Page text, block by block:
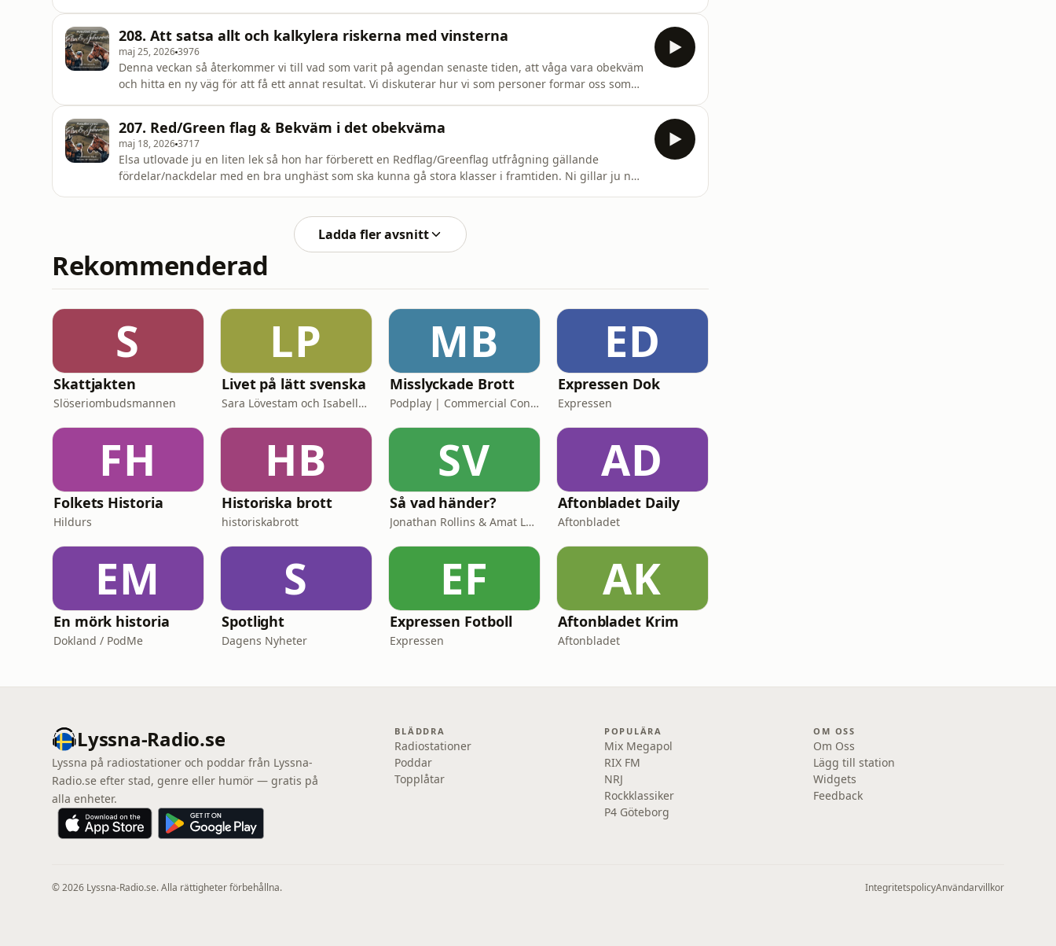
kunna tävla och satsa
208. Att satsa allt och kalkylera riskerna med vinsterna
maj 25, 20263976
Denna veckan så återkommer vi till vad som varit på agendan senaste tiden, att våga vara obekväm
och hitta en ny väg för att få ett annat resultat. Vi diskuterar hur vi som personer formar oss som
diskute
207. Red/Green flag & Bekväm i det obekväma
maj 18, 20263717
Elsa utlovade ju en liten lek så hon har förberett en Redflag/Greenflag utfrågning gällande
fördelar/nackdelar med en bra unghäst som ska kunna gå stora klasser i framtiden. Ni gillar ju när
Ladda fler avsnitt
Rekommenderad
S
Skattjakten
Slöseriombudsmannen
LP
Livet på lätt svenska
Sara Lövestam och Isabelle Stromberg
MB
Misslyckade Brott
Podplay | Commercial Content
ED
Expressen Dok
Expressen
FH
Folkets Historia
Hildurs
HB
Historiska brott
historiskabrott
SV
Så vad händer?
Jonathan Rollins & Amat Levin
AD
Aftonbladet Daily
Aftonbladet
EM
En mörk historia
Dokland / PodMe
S
Spotlight
Dagens Nyheter
EF
Expressen Fotboll
Expressen
AK
Aftonbladet Krim
Aftonbladet
Lyssna-Radio.se
Lyssna på radiostationer och poddar från Lyssna-
Radio.se efter stad, genre eller humör — gratis på
alla enheter.
BLÄDDRA
Radiostationer
Poddar
Topplåtar
POPULÄRA
Mix Megapol
RIX FM
NRJ
Rockklassiker
P4 Göteborg
OM OSS
Om Oss
Lägg till station
Widgets
Feedback
© 2026 Lyssna-Radio.se. Alla rättigheter förbehållna. IntegritetspolicyAnvändarvillkor